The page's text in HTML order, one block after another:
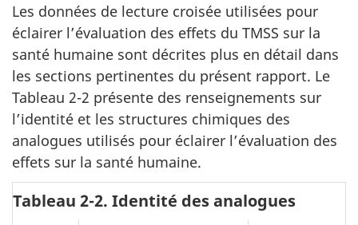
Les données de lecture croisée utilisées pour
éclairer l’évaluation des effets du TMSS sur la
santé humaine sont décrites plus en détail dans
les sections pertinentes du présent rapport. Le
Tableau 2-2 présente des renseignements sur
l’identité et les structures chimiques des
analogues utilisés pour éclairer l’évaluation des
effets sur la santé humaine.
Tableau 2-2. Identité des analogues